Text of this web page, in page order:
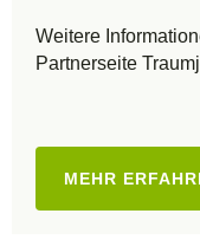
Weitere
Partnerseite
MEHR